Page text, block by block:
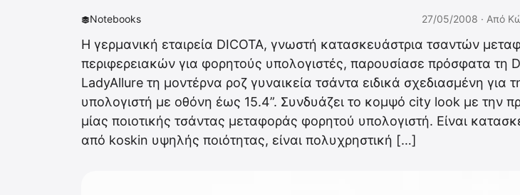
Notebooks 27/05/2008 · Από
Η γερμανική εταιρεία DICOTA, γνωστή κατασκευάστρια τσαντών
περιφερειακών για φορητούς υπολογιστές, παρουσίασε πρόσφατα τη
LadyAllure τη μοντέρνα ροζ γυναικεία τσάντα ειδικά σχεδιασμένη για
υπολογιστή με οθόνη έως 15.4”. Συνδυάζει το κομψό city look με την
μίας ποιοτικής τσάντας μεταφοράς φορητού υπολογιστή. Είναι
από koskin υψηλής ποιότητας, είναι πολυχρηστική […]